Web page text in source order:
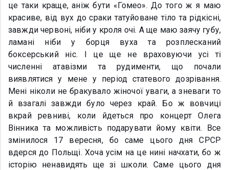
це таки краще, аніж бути «Гомео». До того ж я маю
красиве, від вух до сраки татуйоване тіло та рідкісні,
завжди червоні, ніби у кроля очі. А ще маю заячу губу,
ламані ніби у борця вуха та розплесканий
боксерський ніс. І це ще не враховуючи усі ті
численні атавізми та рудименти, що почали
виявлятися у мене у період статевого дозрівання.
Мені ніколи не бракувало жіночої уваги, а зневаги то
й взагалі завжди було через край. Бо ж вовчиці
вкрай ревниві, коли йдеться про концерт Олега
Вінника та можливість подарувати йому квіти. Все
змінилося 17 вересня, бо саме цього дня СРСР
вдерся до Польщі. Хоча усім на це нині начхати, бо ж
історію ненавидять ще зі школи. Саме цього дня